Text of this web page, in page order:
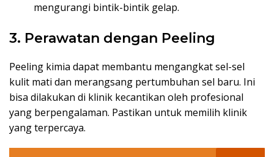
mengurangi bintik-bintik gelap.
3. Perawatan dengan Peeling
Peeling kimia dapat membantu mengangkat sel-sel
kulit mati dan merangsang pertumbuhan sel baru. Ini
bisa dilakukan di klinik kecantikan oleh profesional
yang berpengalaman. Pastikan untuk memilih klinik
yang terpercaya.